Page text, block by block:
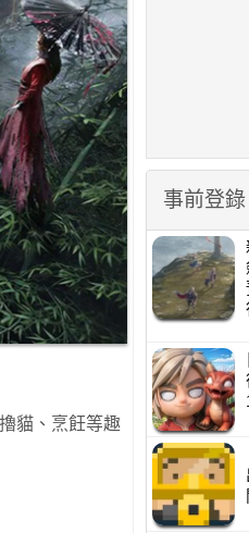
貓、烹飪等趣
事前登錄